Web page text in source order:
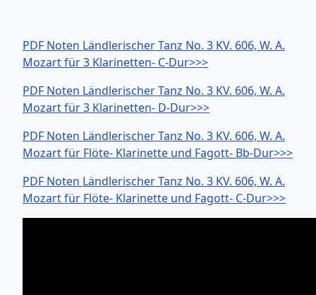
PDF Noten Ländlerischer Tanz No. 3 KV. 606, W. A.
Mozart für 3 Klarinetten- C-Dur>>>
PDF Noten Ländlerischer Tanz No. 3 KV. 606, W. A.
Mozart für 3 Klarinetten- D-Dur>>>
PDF Noten Ländlerischer Tanz No. 3 KV. 606, W. A.
Mozart für Flöte- Klarinette und Fagott- Bb-Dur>>>
PDF Noten Ländlerischer Tanz No. 3 KV. 606, W. A.
Mozart für Flöte- Klarinette und Fagott- C-Dur>>>